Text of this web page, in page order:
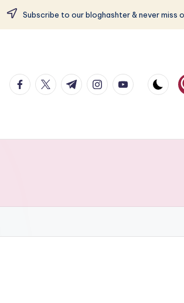
Subscribe to our bloghashter & never miss
facebook.com
twitter.com
t.me instagram.com
youtube.com